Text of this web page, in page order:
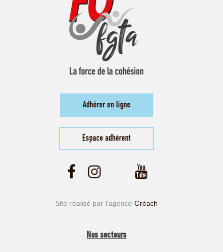
Adhérer en ligne
Espace adhérent
Site réalisé par l’agence Créach
Nos secteurs